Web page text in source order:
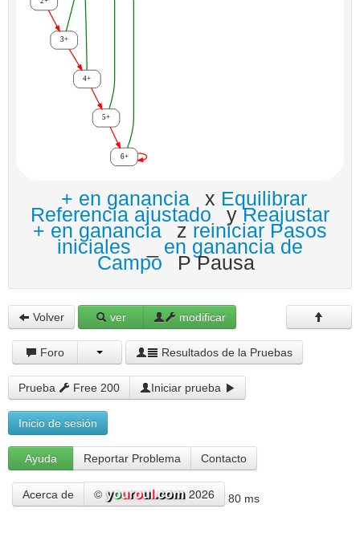
+ en ganancia x Equilibrar
Referencia ajustado yReajustar
+ en ganancia z reiniciar Pasos
iniciales en ganancia de
Campo P Pausa
Volver ver modificar
Foro Resultados de la Pruebas
Prueba Free 200 Iniciar prueba
Inicio de sesión
Ayuda Reportar Problema Contacto
Acerca de © 2026 80 ms